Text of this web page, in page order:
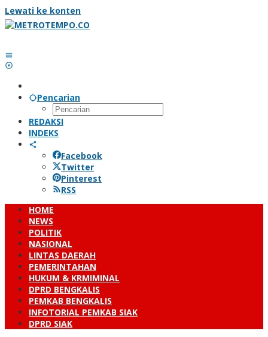
Lewati ke konten
Pencarian
REDAKSI
INDEKS
Facebook
Twitter
Pinterest
RSS
HOME
NEWS
POLITIK
NASIONAL
LINTAS DAERAH
PEMERINTAHAN
HUKUM & KRMIMINAL
DPRD BENGKALIS
PEMKAB BENGKALIS
INFOTORIAL PEMKAB SIAK
DPRD SIAK